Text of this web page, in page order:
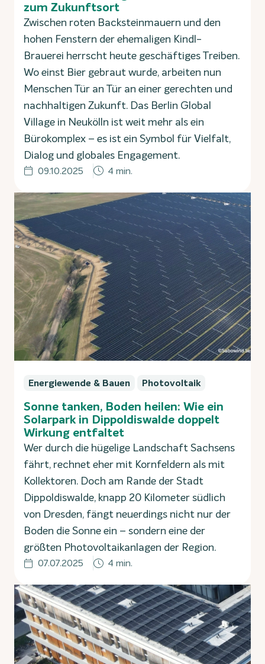
zum Zukunftsort
Zwischen roten Backsteinmauern und den
hohen Fenstern der ehemaligen Kindl-
Brauerei herrscht heute geschäftiges Treiben.
Wo einst Bier gebraut wurde, arbeiten nun
Menschen Tür an Tür an einer gerechten und
nachhaltigen Zukunft. Das Berlin Global
Village in Neukölln ist weit mehr als ein
Bürokomplex – es ist ein Symbol für Vielfalt,
Dialog und globales Engagement.
09.10.2025 4 min.
Energiewende & Bauen Photovoltaik
Sonne tanken, Boden heilen: Wie ein
Solarpark in Dippoldiswalde doppelt
Wirkung entfaltet
Wer durch die hügelige Landschaft Sachsens
fährt, rechnet eher mit Kornfeldern als mit
Kollektoren. Doch am Rande der Stadt
Dippoldiswalde, knapp 20 Kilometer südlich
von Dresden, fängt neuerdings nicht nur der
Boden die Sonne ein – sondern eine der
größten Photovoltaikanlagen der Region.
07.07.2025 4 min.